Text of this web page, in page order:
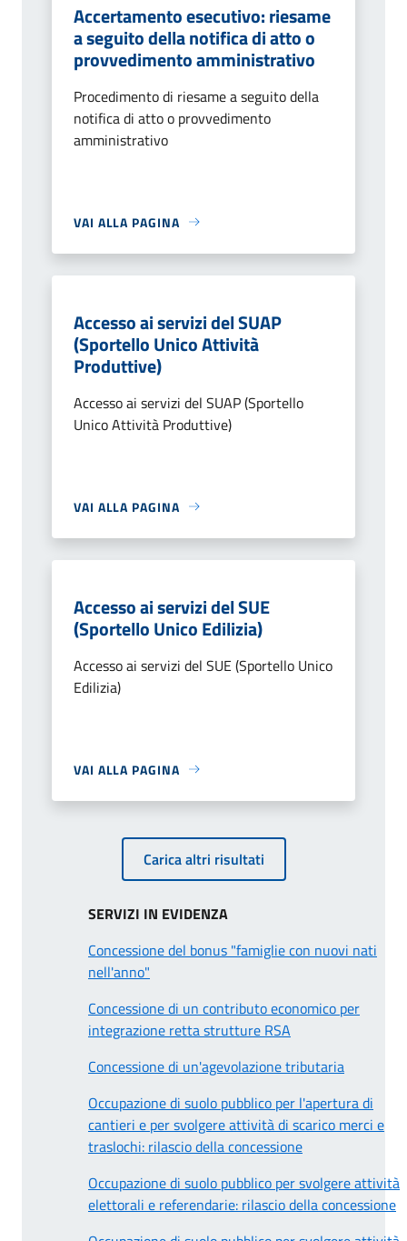
Accertamento esecutivo: riesame
a seguito della notifica di atto o
provvedimento amministrativo
Procedimento di riesame a seguito della
notifica di atto o provvedimento
amministrativo
VAI ALLA PAGINA
Accesso ai servizi del SUAP
(Sportello Unico Attività
Produttive)
Accesso ai servizi del SUAP (Sportello
Unico Attività Produttive)
VAI ALLA PAGINA
Accesso ai servizi del SUE
(Sportello Unico Edilizia)
Accesso ai servizi del SUE (Sportello Unico
Edilizia)
VAI ALLA PAGINA
Carica altri risultati
SERVIZI IN EVIDENZA
Concessione del bonus "famiglie con nuovi nati
nell'anno"
Concessione di un contributo economico per
integrazione retta strutture RSA
Concessione di un'agevolazione tributaria
Occupazione di suolo pubblico per l'apertura di
cantieri e per svolgere attività di scarico merci e
traslochi: rilascio della concessione
Occupazione di suolo pubblico per svolgere attività
elettorali e referendarie: rilascio della concessione